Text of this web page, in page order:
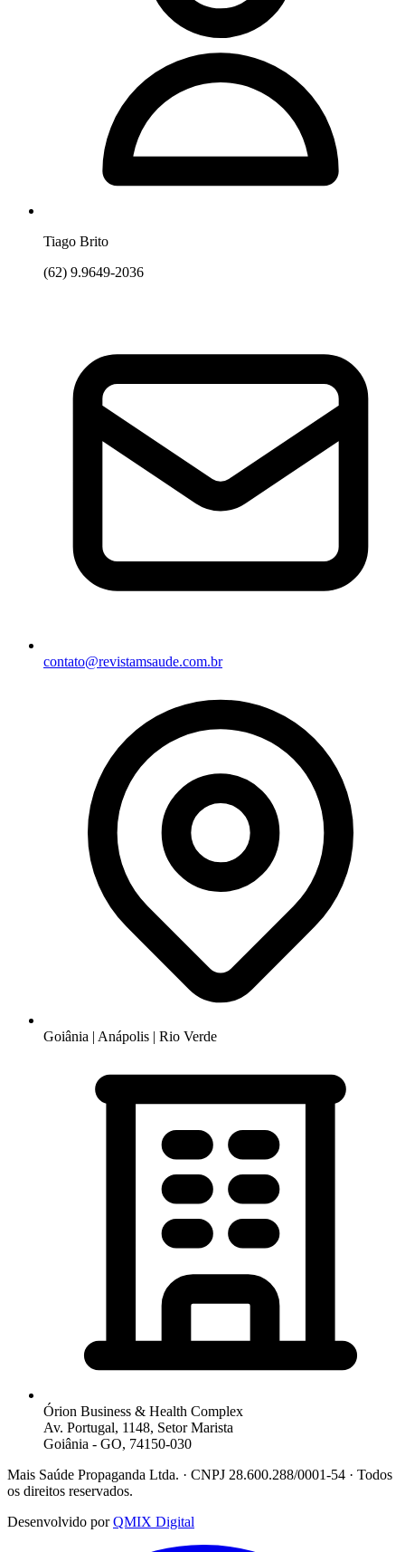
Tiago Brito
(62) 9.9649-2036
contato@revistamsaude.com.br
Goiânia | Anápolis | Rio Verde
Órion Business & Health Complex
Av. Portugal, 1148, Setor Marista
Goiânia - GO, 74150-030
Mais Saúde Propaganda Ltda. · CNPJ 28.600.288/0001-54 · Todos
os direitos reservados.
Desenvolvido por QMIX Digital